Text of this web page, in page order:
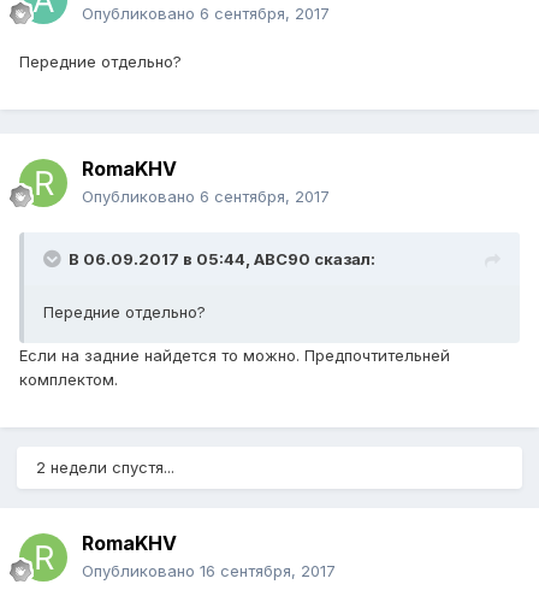
Опубликовано 6 сентября, 2017
Передние отдельно?
RomaKHV
Опубликовано 6 сентября, 2017
В 06.09.2017 в 05:44, ABC90 сказал:
Передние отдельно?
Если на задние найдется то можно. Предпочтительней
комплектом.
2 недели спустя...
RomaKHV
Опубликовано 16 сентября, 2017